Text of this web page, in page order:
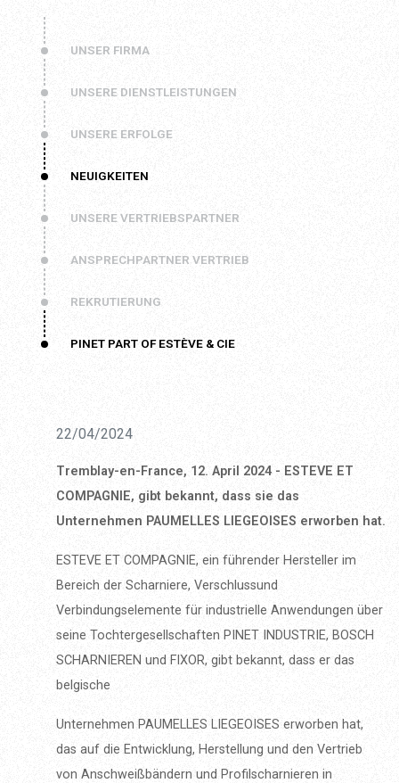
UNSER FIRMA
UNSERE DIENSTLEISTUNGEN
UNSERE ERFOLGE
NEUIGKEITEN
UNSERE VERTRIEBSPARTNER
ANSPRECHPARTNER VERTRIEB
REKRUTIERUNG
PINET PART OF ESTÈVE & CIE
22/04/2024
Tremblay-en-France, 12. April 2024 - ESTEVE ET
COMPAGNIE, gibt bekannt, dass sie das
Unternehmen PAUMELLES LIEGEOISES erworben hat.
ESTEVE ET COMPAGNIE, ein führender Hersteller im
Bereich der Scharniere, Verschlussund
Verbindungselemente für industrielle Anwendungen über
seine Tochtergesellschaften PINET INDUSTRIE, BOSCH
SCHARNIEREN und FIXOR, gibt bekannt, dass er das
belgische
Unternehmen PAUMELLES LIEGEOISES erworben hat,
das auf die Entwicklung, Herstellung und den Vertrieb
von Anschweißbändern und Profilscharnieren in